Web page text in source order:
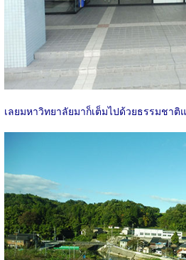
เลยมหาวิทยาลัยมาก็เต็มไปด้วยธรรมชา